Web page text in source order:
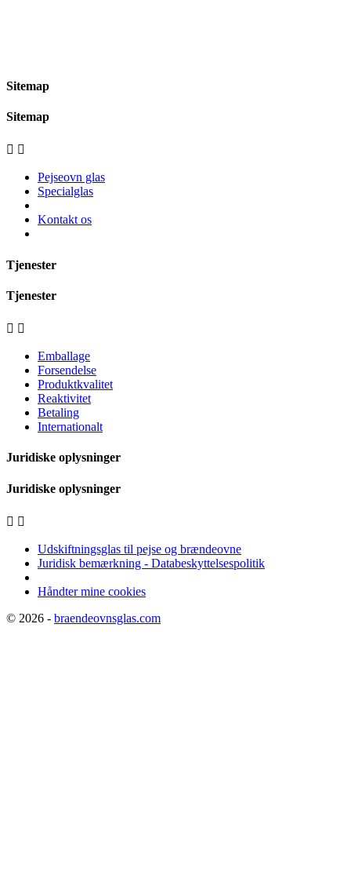
Sitemap
Sitemap
 
Pejseovn glas
Specialglas
Kontakt os
Tjenester
Tjenester
 
Emballage
Forsendelse
Produktkvalitet
Reaktivitet
Betaling
Internationalt
Juridiske oplysninger
Juridiske oplysninger
 
Udskiftningsglas til pejse og brændeovne
Juridisk bemærkning - Databeskyttelsespolitik
Håndter mine cookies
© 2026 - braendeovnsglas.com